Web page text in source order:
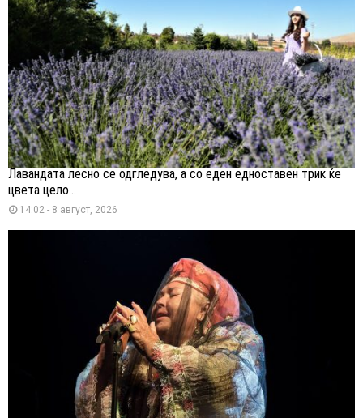
Лавандата лесно се одгледува, а со еден едноставен трик ќе
цвета цело...
14:02 - 8 август, 2026